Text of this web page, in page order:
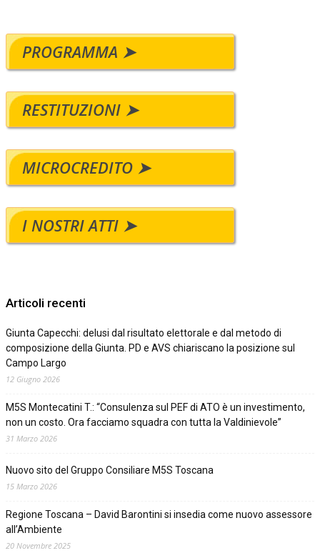
PROGRAMMA ➤
RESTITUZIONI ➤
MICROCREDITO ➤
I NOSTRI ATTI ➤
Articoli recenti
Giunta Capecchi: delusi dal risultato elettorale e dal metodo di
composizione della Giunta. PD e AVS chiariscano la posizione sul
Campo Largo
12 Giugno 2026
M5S Montecatini T.: “Consulenza sul PEF di ATO è un investimento,
non un costo. Ora facciamo squadra con tutta la Valdinievole”
31 Marzo 2026
Nuovo sito del Gruppo Consiliare M5S Toscana
15 Marzo 2026
Regione Toscana – David Barontini si insedia come nuovo assessore
all’Ambiente
20 Novembre 2025